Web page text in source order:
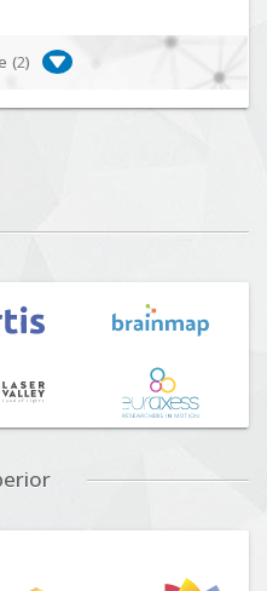
(2)
ecologice și traiectorii